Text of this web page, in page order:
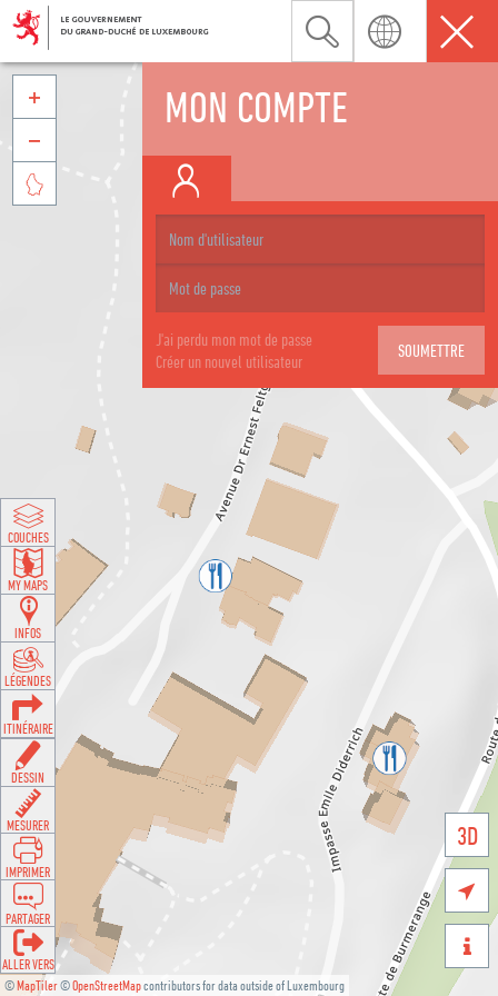
MON COMPTE
J'ai perdu mon mot de passe
Créer un nouvel utilisateur
©MapTiler©OpenStreetMapcontributors for data outside of Luxembourg
3D





COUCHES
MY MAPS
INFOS
LÉGENDES
ITINÉRAIRE
DESSIN
MESURER
IMPRIMER
PARTAGER
ALLER VERS